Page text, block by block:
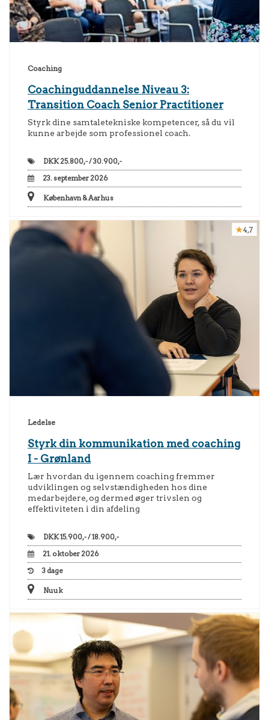
Coaching
Coachinguddannelse Niveau 3:
Transition Coach Senior Practitioner
Styrk dine samtaletekniske kompetencer, så du vil
kunne arbejde som professionel coach.
DKK25.800,- / 30.900,-
23. september 2026
København & Aarhus
4,7
Ledelse
Styrk din kommunikation med coaching
I - Grønland
Lær hvordan du igennem coaching fremmer
udviklingen og selvstændigheden hos dine
medarbejdere, og dermed øger trivslen og
effektiviteten i din afdeling
DKK15.900,- / 18.900,-
21. oktober 2026
3 dage
Nuuk